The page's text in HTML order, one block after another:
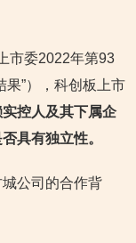
市委2022年第93
果”），科创板上市
控人及其下属企
具有独立性。
公司的合作背